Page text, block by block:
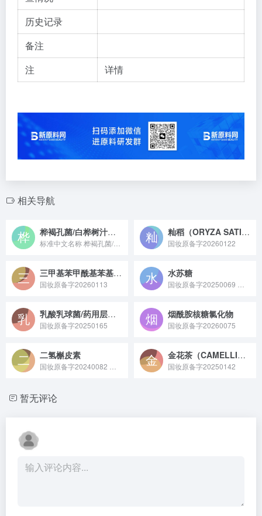
历史记录
备注
注
详情
相关导航
桦褐孔菌/白桦树汁发酵产物滤液
标准中文名称 桦褐孔菌/白桦树汁发酵产物滤液 备案号 国妆原...
籼稻（ORYZA SATIVA SUBSP. INDICA）壳提取物
国妆原备字20260122
三甲基苯甲酰基苯基次膦酸乙酯
国妆原备字20260113
水苏糖
乳酸乳球菌/药用层孔菌（FOMES OFFICINALIS）子实体发酵产物滤液
国妆原备字20250165
烟酰胺核糖氯化物
国妆原备字20260075
二氢槲皮素 金花茶（CAMELLIA PETELOTII）花提取物
国妆原备字20250142
暂无评论